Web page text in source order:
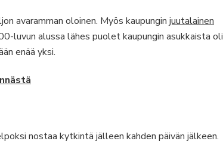
avaramman oloinen. Myös kaupungin juutalainen
luvun alussa lähes puolet kaupungin asukkaista oli
enää yksi.
nostaa kytkintä jälleen kahden päivän jälkeen.